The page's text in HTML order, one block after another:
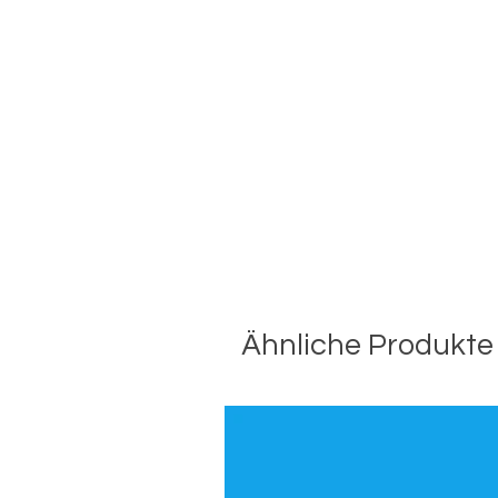
Ähnliche Produkte